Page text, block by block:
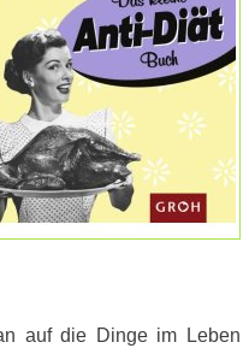
auf die Dinge im Leben